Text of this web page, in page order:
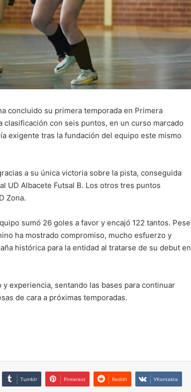
concluido su primera temporada en Primera
con seis puntos, en un curso marcado
exigente tras la fundación del equipo este mismo
a su única victoria sobre la pista, conseguida
UD Albacete Futsal B. Los otros tres puntos
Zona.
sumó 26 goles a favor y encajó 122 tantos. Pese
ha mostrado compromiso, mucho esfuerzo y
histórica para la entidad al tratarse de su debut en
experiencia, sentando las bases para continuar
de cara a próximas temporadas.
Tumblr Pinterest Reddit VKontakte